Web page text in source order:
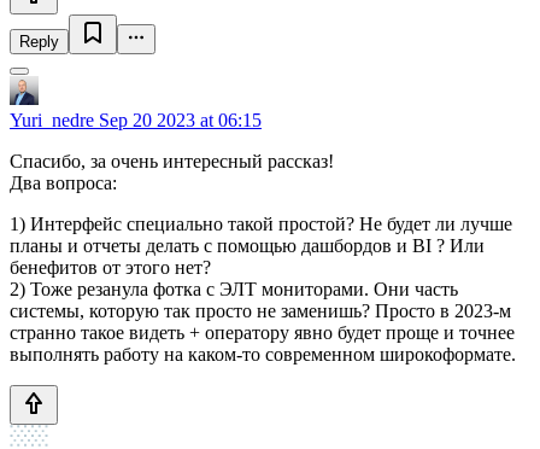
Reply
Yuri_nedre Sep 20 2023 at 06:15
Спасибо, за очень интересный рассказ!
Два вопроса:
1) Интерфейс специально такой простой? Не будет ли лучше
планы и отчеты делать с помощью дашбордов и BI ? Или
бенефитов от этого нет?
2) Тоже резанула фотка с ЭЛТ мониторами. Они часть
системы, которую так просто не заменишь? Просто в 2023-м
странно такое видеть + оператору явно будет проще и точнее
выполнять работу на каком-то современном широкоформате.